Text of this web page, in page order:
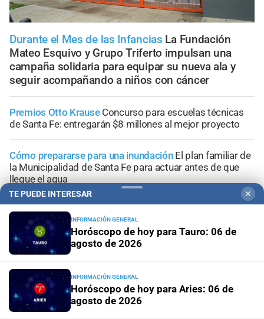
Durante el Mes de las Infancias La Fundación
Mateo Esquivo y Grupo Triferto impulsan una
campaña solidaria para equipar su nueva ala y
seguir acompañando a niños con cáncer
Premios Otto Krause Concurso para escuelas técnicas
de Santa Fe: entregarán $8 millones al mejor proyecto
Cómo prepararse para una inundación El plan familiar de
la Municipalidad de Santa Fe para actuar antes de que
llegue el agua
Ciudad de Santa Fe
Federal: ubicación, inversión y detalles del proyecto
Ciudad de Santa Fe
TE PUEDE INTERESAR ✕
INFORMACIÓN GENERAL
Horóscopo de hoy para Tauro: 06 de
agosto de 2026
INFORMACIÓN GENERAL
Horóscopo de hoy para Aries: 06 de
agosto de 2026